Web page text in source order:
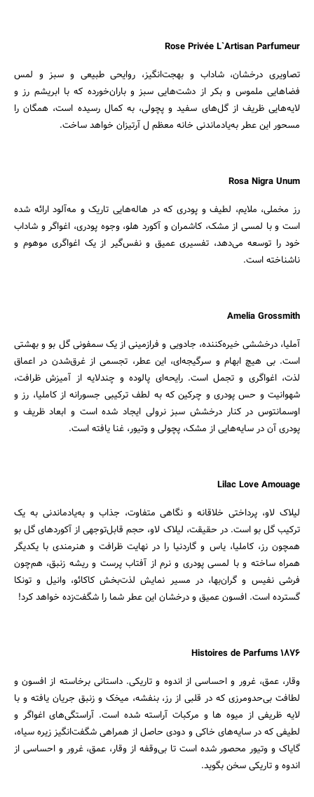
Rose Privée L`Artisan Parfumeur
تصاویری درخشان، شاداب و بهجت‌انگیز، روایحی طبیعی و سبز و لمس
فضاهایی ملموس و بکر از دشت‌هایی سبز و باران‌خورده که با ابریشم رز و
لایه‌هایی ظریف از گل‌های سفید و پچولی، به کمال رسیده است، همگان را
مسحور این عطر به‌یادماندنی خانه معظم ل آرتیزان خواهد ساخت.
Rosa Nigra Unum
رز مخملی، ملایم، لطیف و پودری که در هاله‌هایی تاریک و مه‌آلود ارائه شده
است و با لمسی از مشک، کاشمران و آکورد هلو، وجوه پودری، اغواگر و شاداب
خود را توسعه می‌دهد، تفسیری عمیق و نفس‌گیر از یک اغواگری موهوم و
ناشناخته است.
Amelia Grossmith
آملیا، درخششی خیره‌کننده، جادویی و فرازمینی از یک سمفونی گل بو و بهشتی
است. بی هیچ ابهام و سرگیجه‌ای، این عطر، تجسمی از غرق‌شدن در اعماق
لذت، اغواگری و تجمل است. رایحه‌ای پالوده و چندلایه از آمیزش ظرافت،
شهوانیت و حس پودری و چرکین که به لطف ترکیبی جسورانه از کاملیا، رز و
اوسمانتوس در کنار درخشش سبز نرولی ایجاد شده است و ابعاد ظریف و
پودری آن در سایه‌هایی از مشک، پچولی و وتیور، غنا یافته است.
Lilac Love Amouage
لیلاک لاو، پرداختی خلاقانه و نگاهی متفاوت، جذاب و به‌یادماندنی به یک
ترکیب گل بو است. در حقیقت، لیلاک لاو، حجم قابل‌توجهی از آکوردهای گل بو
همچون رز، کاملیا، یاس و گاردنیا را در نهایت ظرافت و هنرمندی با یکدیگر
همراه ساخته و با لمسی پودری و نرم از آفتاب پرست و ریشه زنبق، هم‌چون
فرشی نفیس و گران‌بها، در مسیر نمایش لذت‌بخش کاکائو، وانیل و تونکا
گسترده است. افسون عمیق و درخشان این عطر شما را شگفت‌زده خواهد کرد!
1876 Histoires de Parfums
وقار، عمق، غرور و احساسی از اندوه و تاریکی. داستانی برخاسته از افسون و
لطافت بی‌حدومرزی که در قلبی از رز، بنفشه، میخک و زنبق جریان یافته و با
لایه ظریفی از میوه ها و مرکبات آراسته شده است. آراستگی‌های اغواگر و
لطیفی که در سایه‌های خاکی و دودی حاصل از همراهی شگفت‌انگیز زیره سیاه،
گایاک و وتیور محصور شده است تا بی‌وقفه از وقار، عمق، غرور و احساسی از
اندوه و تاریکی سخن بگوید.